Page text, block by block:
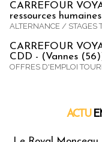
CARREFOUR
ressources
ALTERNANCE / STAGES
CARREFOUR
CDD - (Vannes
OFFRES D'EMPLOI
ACTU